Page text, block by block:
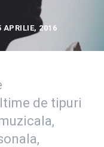
APRILIE, 2016
de tipuri